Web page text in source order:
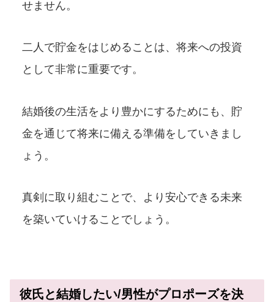
せません。
二人で貯金をはじめることは、将来への投資
として非常に重要です。
結婚後の生活をより豊かにするためにも、貯
金を通じて将来に備える準備をしていきまし
ょう。
真剣に取り組むことで、より安心できる未来
を築いていけることでしょう。
彼氏と結婚したい/男性がプロポーズを決